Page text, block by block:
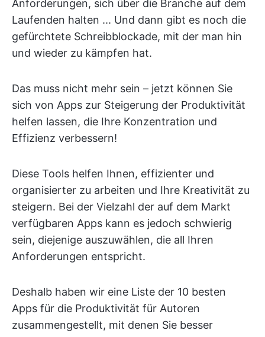
Anforderungen, sich über die Branche auf dem
Laufenden halten ... Und dann gibt es noch die
gefürchtete Schreibblockade, mit der man hin
und wieder zu kämpfen hat.
Das muss nicht mehr sein – jetzt können Sie
sich von Apps zur Steigerung der Produktivität
helfen lassen, die Ihre Konzentration und
Effizienz verbessern!
Diese Tools helfen Ihnen, effizienter und
organisierter zu arbeiten und Ihre Kreativität zu
steigern. Bei der Vielzahl der auf dem Markt
verfügbaren Apps kann es jedoch schwierig
sein, diejenige auszuwählen, die all Ihren
Anforderungen entspricht.
Deshalb haben wir eine Liste der 10 besten
Apps für die Produktivität für Autoren
zusammengestellt, mit denen Sie besser